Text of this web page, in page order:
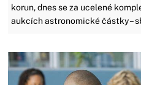
korun, dnes se za ucelené
aukcích astronomické částky –